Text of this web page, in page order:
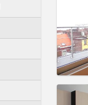
Huur:
Duur: